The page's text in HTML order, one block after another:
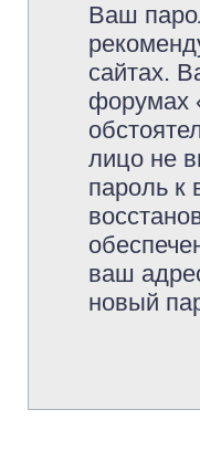
Ваш
сайтах.
форумах
лицо не
пароль к
ваш
новый